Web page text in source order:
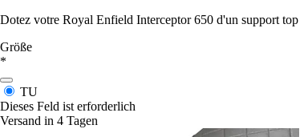
Dotez votre Royal Enfield Interceptor 650 d'un support
Größe
*
TU
Dieses Feld ist erforderlich
Versand in 4 Tagen